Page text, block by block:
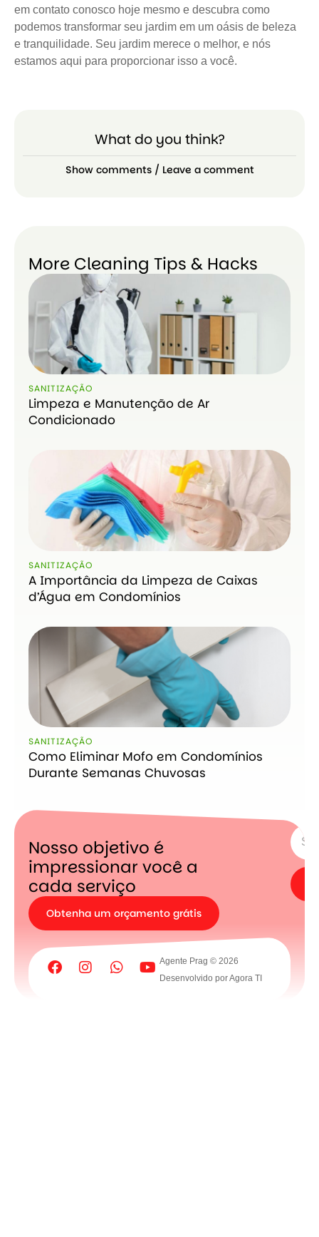
em contato conosco hoje mesmo e descubra como
podemos transformar seu jardim em um oásis de beleza
e tranquilidade. Seu jardim merece o melhor, e nós
estamos aqui para proporcionar isso a você.
What do you think?
Show comments / Leave a comment
More Cleaning Tips & Hacks
SANITIZAÇÃO
Limpeza e Manutenção de Ar
Condicionado
SANITIZAÇÃO
A Importância da Limpeza de Caixas
d’Água em Condomínios
SANITIZAÇÃO
Como Eliminar Mofo em Condomínios
Durante Semanas Chuvosas
Nosso objetivo é
impressionar você a
cada serviço
Obtenha um orçamento grátis
Obtenha
um
Agente Prag © 2026
Desenvolvido por Agora TI